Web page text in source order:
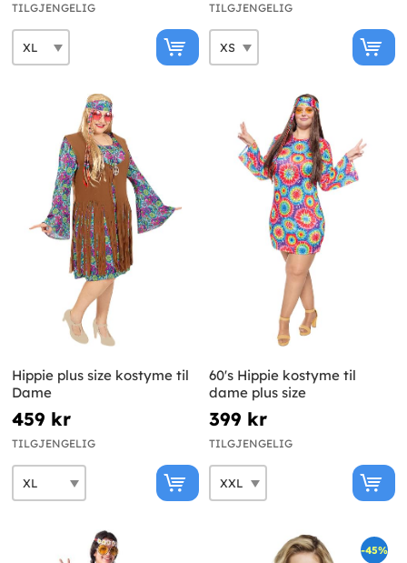
TILGJENGELIG TILGJENGELIG
Hippie plus size kostyme til
Dame
459 kr
TILGJENGELIG
60's Hippie kostyme til
dame plus size
399 kr
TILGJENGELIG
-45%